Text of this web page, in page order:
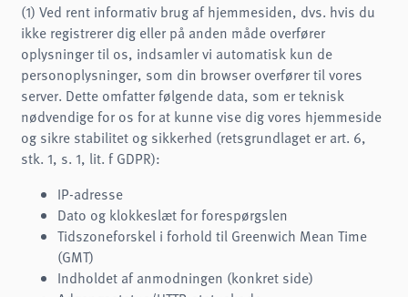
(1) Ved rent informativ brug af hjemmesiden, dvs. hvis du
ikke registrerer dig eller på anden måde overfører
oplysninger til os, indsamler vi automatisk kun de
personoplysninger, som din browser overfører til vores
server. Dette omfatter følgende data, som er teknisk
nødvendige for os for at kunne vise dig vores hjemmeside
og sikre stabilitet og sikkerhed (retsgrundlaget er art. 6,
stk. 1, s. 1, lit. f GDPR):
IP-adresse
Dato og klokkeslæt for forespørgslen
Tidszoneforskel i forhold til Greenwich Mean Time
(GMT)
Indholdet af anmodningen (konkret side)